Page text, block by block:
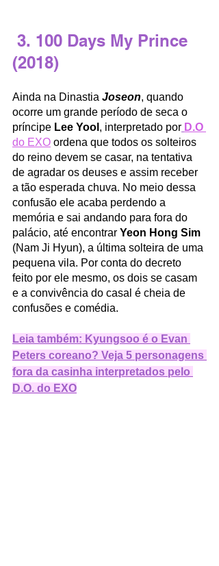
(2018)
Ainda na Dinastia Joseon, quando
ocorre um grande período de seca o
príncipe Lee Yool , interpretado por D.O
do EXO ordena que todos os solteiros
do reino devem se casar, na tentativa
de agradar os deuses e assim receber
a tão esperada chuva. No meio dessa
confusão ele acaba perdendo a
memória e sai andando para fora do
palácio, até encontrar Yeon Hong Sim
(Nam Ji Hyun), a última solteira de uma
pequena vila. Por conta do decreto
feito por ele mesmo, os dois se casam
e a convivência do casal é cheia de
confusões e comédia.
Leia também: Kyungsoo é o Evan
Peters coreano? Veja 5 personagens
fora da casinha interpretados pelo
D.O. do EXO